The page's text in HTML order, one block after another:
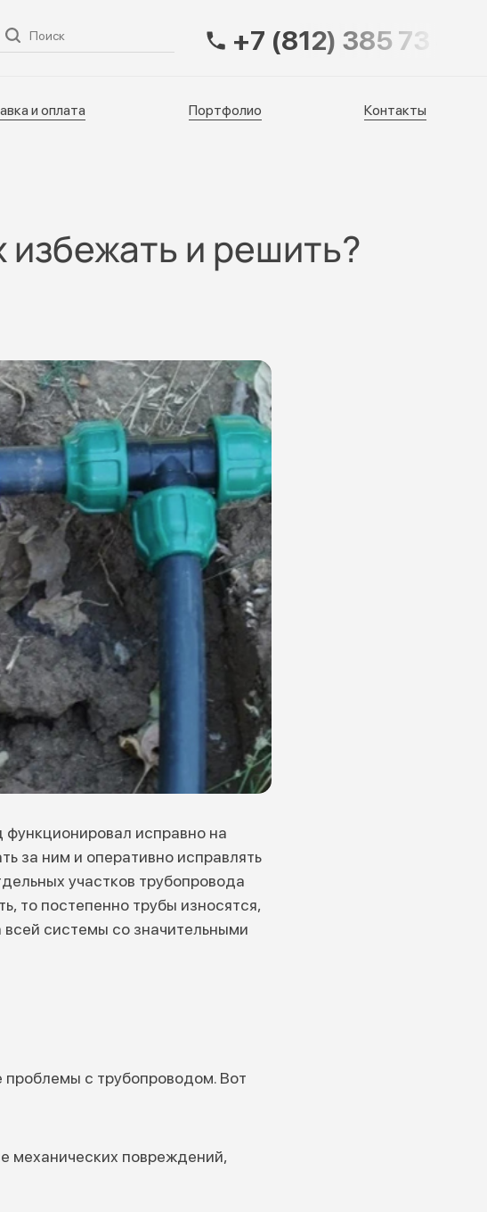
и оплата Контакты+7 (812) 385 73 83
и оплата Портфолио Контакты
и решить?
исправно на
за ним и оперативно исправлять
участков трубопровода
то постепенно трубы износятся,
системы со значительными
проблемы с трубопроводом. Вот
механических повреждений,